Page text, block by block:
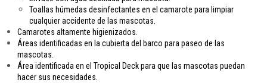
Toallas húmedas desinfectantes en el camarote para limpiar
cualquier accidente de las mascotas.
Camarotes altamente higienizados.
Áreas identificadas en la cubierta del barco para paseo de las
mascotas.
Área identificada en el Tropical Deck para que las mascotas puedan
hacer sus necesidades.